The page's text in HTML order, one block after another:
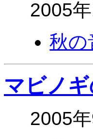
2005
秋の
マビノ
2005